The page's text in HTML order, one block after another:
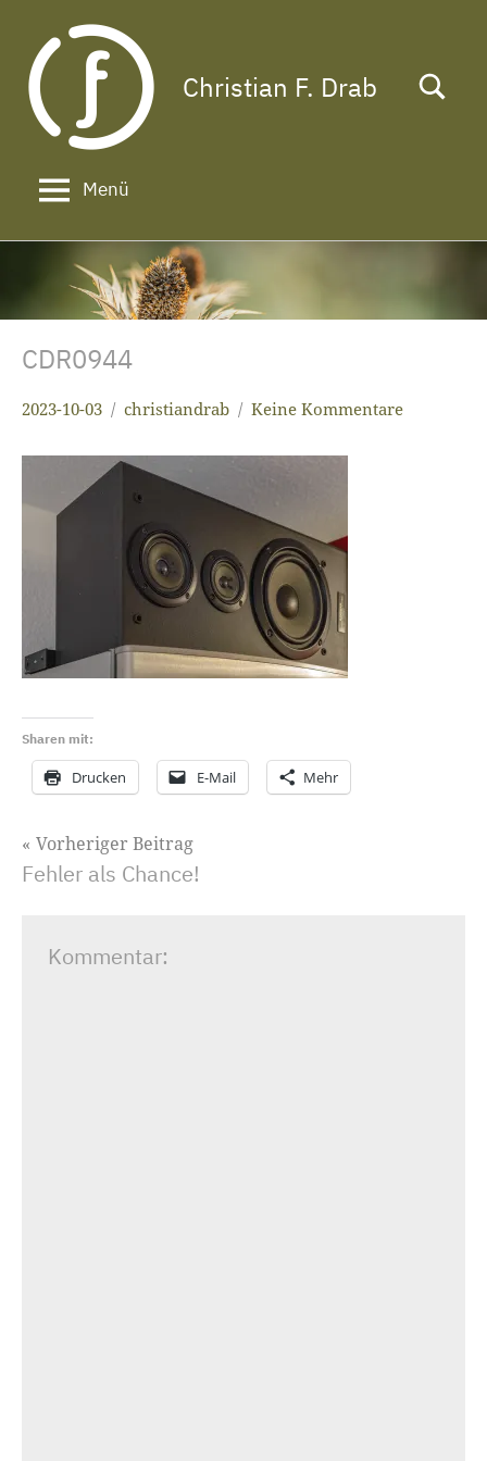
Inhalt
springen
Christian F. Drab
Das
ein
langes
Gesicht!
Menü
CDR0944
2023-10-03 christiandrab Keine Kommentare
Sharen mit:
Drucken E-Mail Mehr
Beitragsnavigation
Vorheriger Beitrag
Fehler als Chance!
Kommentar: